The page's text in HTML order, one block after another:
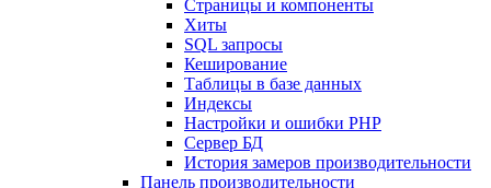
Страницы и компоненты
Хиты
SQL запросы
Кеширование
Таблицы в базе данных
Индексы
Настройки и ошибки PHP
Сервер БД
История замеров производительности
Панель производительности